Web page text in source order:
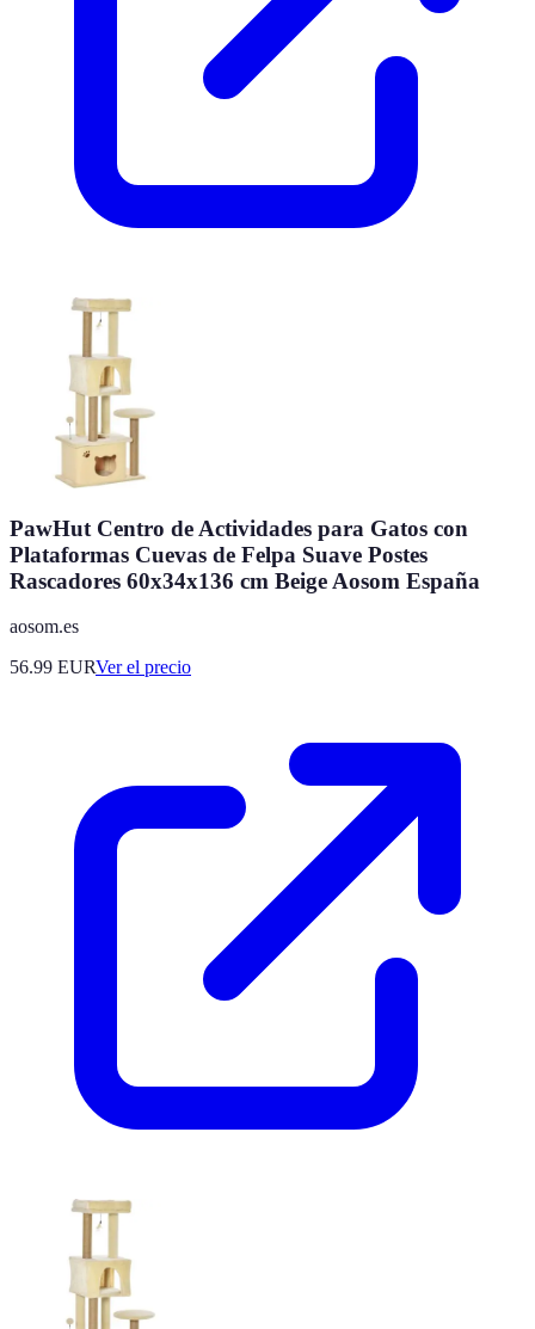
PawHut Centro de Actividades para Gatos con
Plataformas Cuevas de Felpa Suave Postes
Rascadores 60x34x136 cm Beige Aosom España
aosom.es
56.99 EURVer el precio